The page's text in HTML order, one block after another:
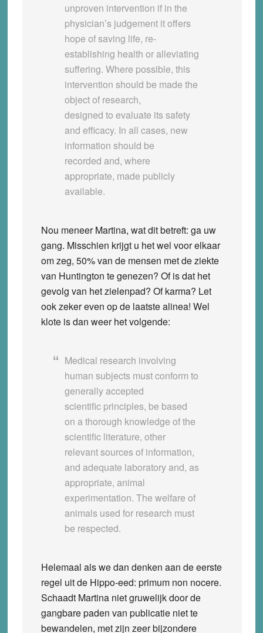
unproven intervention if in the
physician’s judgement it offers
hope of saving life, re-
establishing health or alleviating
suffering. Where possible, this
intervention should be made the
object of research,
designed to evaluate its safety
and efficacy. In all cases, new
information should be
recorded and, where
appropriate, made publicly
available.
Nou meneer Martina, wat dit betreft: ga uw
gang. Misschien krijgt u het wel voor elkaar
om zeg, 50% van de mensen met de ziekte
van Huntington te genezen? Of is dat het
gevolg van het zielenpad? Of karma? Let
ook zeker even op de laatste alinea! Wel
klote is dan weer het volgende:
Medical research involving
human subjects must conform to
generally accepted
scientific principles, be based
on a thorough knowledge of the
scientific literature, other
relevant sources of information,
and adequate laboratory and, as
appropriate, animal
experimentation. The welfare of
animals used for research must
be respected.
Helemaal als we dan denken aan de eerste
regel uit de Hippo-eed: primum non nocere.
Schaadt Martina niet gruwelijk door de
gangbare paden van publicatie niet te
bewandelen, met zijn zeer bijzondere